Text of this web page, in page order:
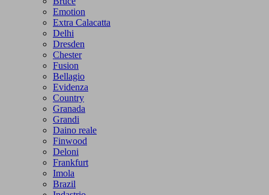
Emotion
Extra Calacatta
Delhi
Dresden
Chester
Fusion
Bellagio
Evidenza
Country
Granada
Grandi
Daino reale
Finwood
Deloni
Frankfurt
Imola
Brazil